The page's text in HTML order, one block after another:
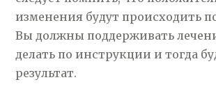
изменения будут происходить
Вы должны поддерживать
делать по инструкции и тогда
результат.